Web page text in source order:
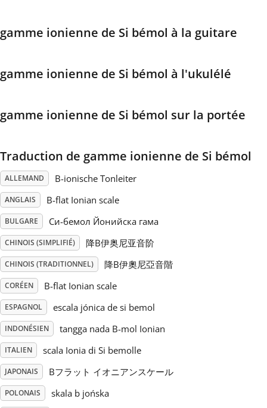
Svenska
Tiếng Việt
Українська
简体中文
繁體中文
gamme ionienne de Si bémol à la guitare
gamme ionienne de Si bémol à l'ukulélé
gamme ionienne de Si bémol sur la portée
Traduction de gamme ionienne de Si bémol
ALLEMAND B-ionische Tonleiter
ANGLAIS B-flat Ionian scale
BULGARE Си-бемол Йонийска гама
CHINOIS (SIMPLIFIÉ) 降B伊奥尼亚音阶
CHINOIS (TRADITIONNEL) 降B伊奧尼亞音階
CORÉEN B-flat Ionian scale
ESPAGNOL escala jónica de si bemol
INDONÉSIEN tangga nada B-mol Ionian
ITALIEN scala Ionia di Si bemolle
JAPONAIS Bフラット イオニアンスケール
POLONAIS skala b jońska